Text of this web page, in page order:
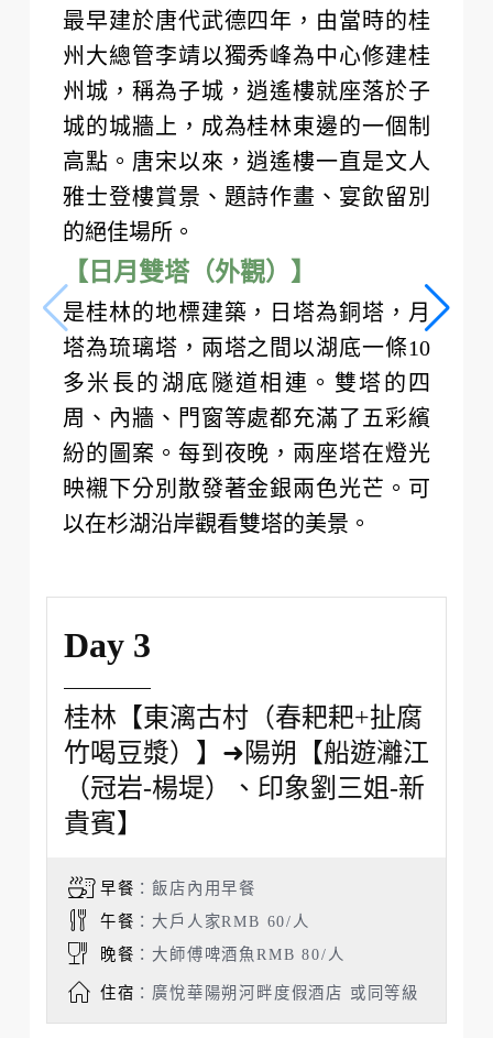
【靖江王府-獨秀峰】
明太祖朱元璋，為了維護明王朝的統
治，於洪武二年（1369年）定封建諸
王制，先後分封24個兒子到各要塞重
地建潘為王，以拱衛中央王朝。洪武
三年（1370年）明太祖封侄孫朱守謙
為靖江王。靖江王城就是這位靖江王
的府邸。位於桂林市中心的王城內，
與疊彩、伏波三足鼎立，是桂林主要
山峰之一。亭前有10平方米平臺，四
周有欄，高踞懸崖之巔。登臨四望，
雲生足下，星列胸前，千山萬戶，盡
在眼中。
【逍遙樓】
城的城牆上，成為桂林東邊的一個制
高點。唐宋以來，逍遙樓一直是文人
雅士登樓賞景、題詩作畫、宴飲留別
的絕佳場所。
【日月雙塔（外觀）】
塔為琉璃塔，兩塔之間以湖底一條10
多米長的湖底隧道相連。雙塔的四
周、內牆、門窗等處都充滿了五彩繽
紛的圖案。每到夜晚，兩座塔在燈光
映襯下分別散發著金銀兩色光芒。可